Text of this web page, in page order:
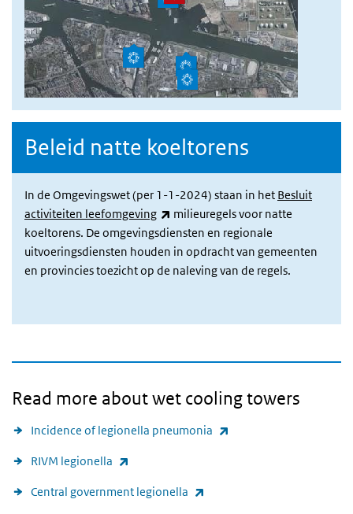
Beleid natte koeltorens
In de Omgevingswet (per 1-1-2024) staan in het Besluit
activiteiten leefomgeving
(link is external)
milieuregels voor natte
koeltorens. De omgevingsdiensten en regionale
uitvoeringsdiensten houden in opdracht van gemeenten
en provincies toezicht op de naleving van de regels.
Read more about wet cooling towers
Incidence of legionella pneumonia
RIVM legionella
Central government legionella